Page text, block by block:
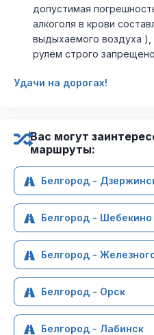
допустимая
алкоголя в крови
выдыхаемого воздуха ),
рулем строго
Удачи на дорогах!
Вас могут
маршруты:
Белгород -
Белгород - Шебекино
Белгород -
Белгород - Орск
Белгород - Лабинск